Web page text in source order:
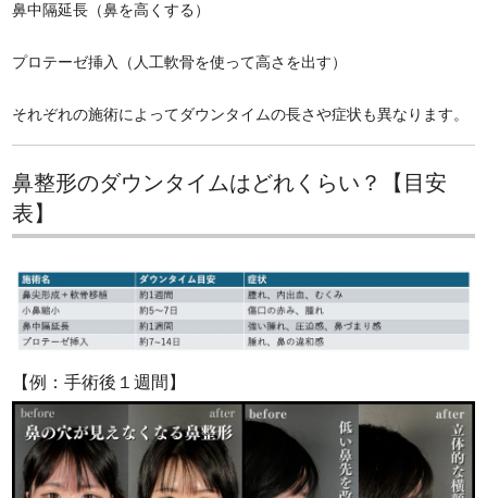
鼻中隔延長（鼻を高くする）
プロテーゼ挿入（人工軟骨を使って高さを出す）
それぞれの施術によってダウンタイムの長さや症状も異なります。
鼻整形のダウンタイムはどれくらい？【目安
表】
【例：手術後１週間】